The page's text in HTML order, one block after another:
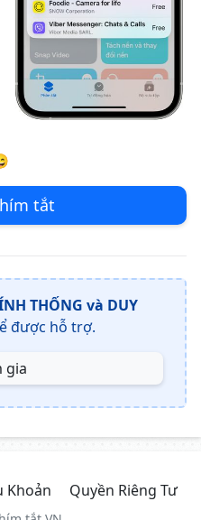
tắt
THỐNG và DUY
được hỗ trợ.
gia
Khoản Quyền Riêng Tư